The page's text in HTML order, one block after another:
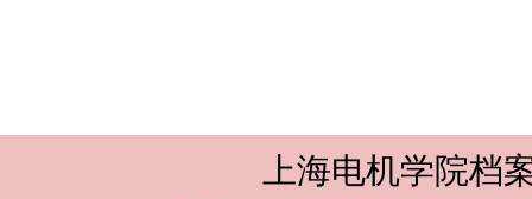
上海电机学院档